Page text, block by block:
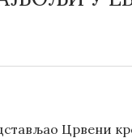
Црвени